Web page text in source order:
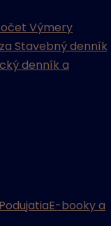
Výmery
Stavebný denník
denník a
PodujatiaE-booky a